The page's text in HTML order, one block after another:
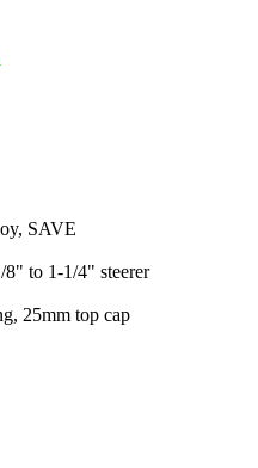
SAVE
to 1-1/4" steerer
25mm top cap